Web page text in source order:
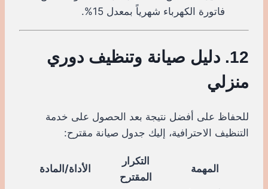
فاتورة الكهرباء شهرياً بمعدل 15%.
12. دليل صيانة وتنظيف دوري
منزلي
للحفاظ على أفضل نتيجة بعد الحصول على خدمة
التنظيف الاحترافية، إليك جدول صيانة مقترح:
المهمة
التكرار
المقترح
الأداة/المادة